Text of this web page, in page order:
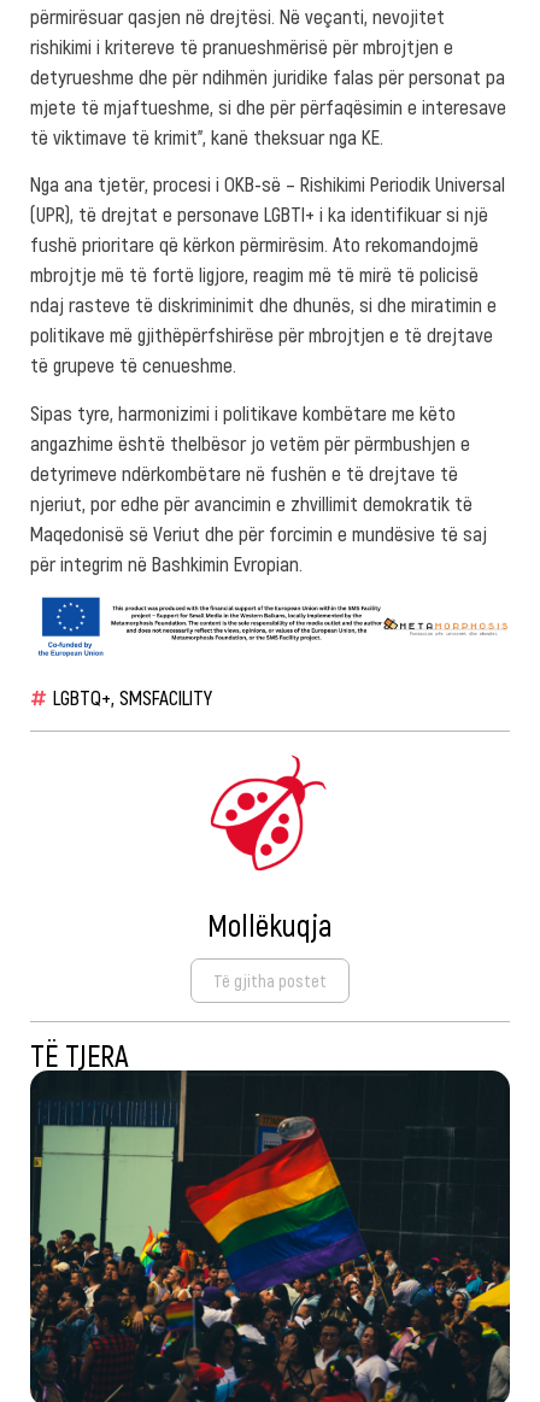
përmirësuar qasjen në drejtësi. Në veçanti, nevojitet
rishikimi i kritereve të pranueshmërisë për mbrojtjen e
detyrueshme dhe për ndihmën juridike falas për personat pa
mjete të mjaftueshme, si dhe për përfaqësimin e interesave
të viktimave të krimit”, kanë theksuar nga KE.
Nga ana tjetër, procesi i OKB-së – Rishikimi Periodik Universal
(UPR), të drejtat e personave LGBTI+ i ka identifikuar si një
fushë prioritare që kërkon përmirësim. Ato rekomandojmë
mbrojtje më të fortë ligjore, reagim më të mirë të policisë
ndaj rasteve të diskriminimit dhe dhunës, si dhe miratimin e
politikave më gjithëpërfshirëse për mbrojtjen e të drejtave
të grupeve të cenueshme.
Sipas tyre, harmonizimi i politikave kombëtare me këto
angazhime është thelbësor jo vetëm për përmbushjen e
detyrimeve ndërkombëtare në fushën e të drejtave të
njeriut, por edhe për avancimin e zhvillimit demokratik të
Maqedonisë së Veriut dhe për forcimin e mundësive të saj
për integrim në Bashkimin Evropian.
LGBTQ+, SMSFACILITY
Mollëkuqja
Të gjitha postet
TË TJERA